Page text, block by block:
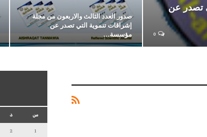
تصدر عن
صدور العدد الثالث والاربعون من مجلة
إشراقات تنموية التي تصدر عن
مؤسسة…
س د
1
2